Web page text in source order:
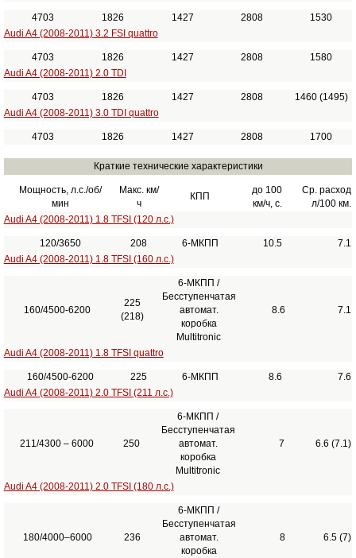
4703 1826 1427 2808
1530
Audi A4 (2008-2011) 3.2 FSI quattro
4703 1826 1427 2808
1580
Audi A4 (2008-2011) 2.0 TDI
4703 1826 1427 2808
1460 (1495)
Audi A4 (2008-2011) 3.0 TDI quattro
4703 1826 1427 2808 1700
Краткие технические характеристики
Мощность, л.с./об/
мин
Макс. км/
ч
КПП
до 100
км/ч, с.
Ср. расход
л/100 км.
Audi A4 (2008-2011) 1.8 TFSI (120 л.с.)
120/3650 208 6-МКПП 10.5
7.1
Audi A4 (2008-2011) 1.8 TFSI (160 л.с.)
160/4500-6200
225
(218)
6-МКПП /
Бесступенчатая
автомат.
коробка
Multitronic
8.6 7.1
Audi A4 (2008-2011) 1.8 TFSI quattro
160/4500-6200 225 6-МКПП 8.6
7.6
Audi A4 (2008-2011) 2.0 TFSI (211 л.с.)
211/4300 – 6000 250
6-МКПП /
Бесступенчатая
автомат.
коробка
Multitronic
7 6.6 (7.1)
Audi A4 (2008-2011) 2.0 TFSI (180 л.с.)
180/4000–6000 236
6-МКПП /
Бесступенчатая
автомат.
коробка
8 6.5 (7)